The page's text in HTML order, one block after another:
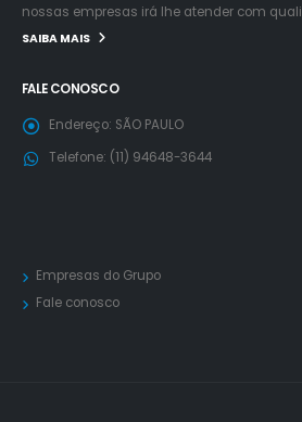
nossas empresas irá lhe atender com
SAIBA MAIS
FALE CONOSCO
Endereço: SÃO PAULO
Telefone: (11) 94648-3644
Empresas do Grupo
Fale conosco